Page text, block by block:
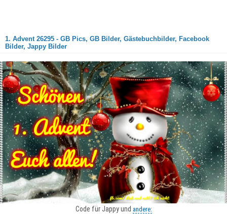
1. Advent 26295 - GB Pics, GB Bilder, Gästebuchbilder, Facebook
Bilder, Jappy Bilder
Code für Jappy und andere: